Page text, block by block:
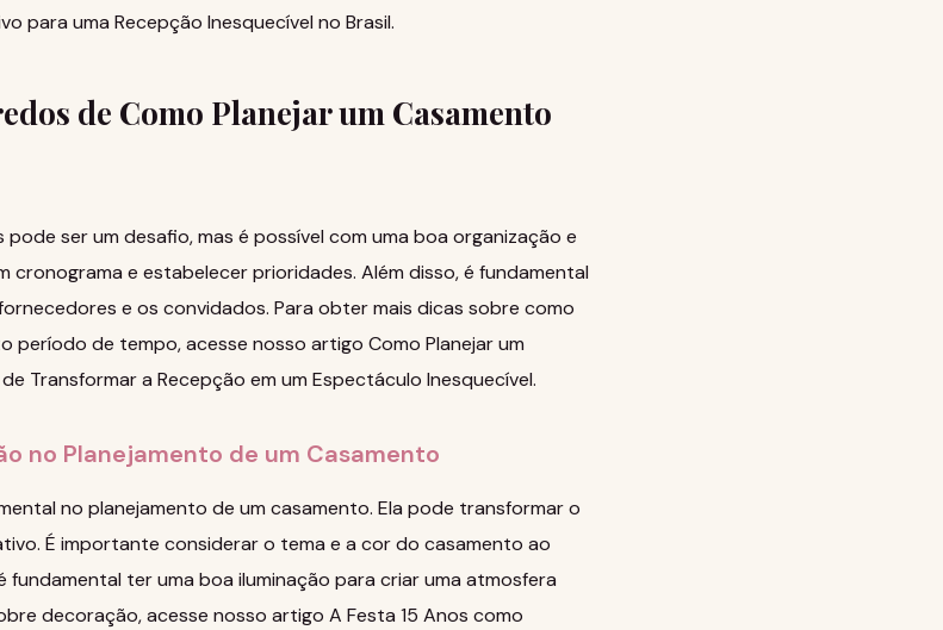
para uma Recepção Inesquecível no Brasil.
de Como Planejar um Casamento
pode ser um desafio, mas é possível com uma boa organização e
cronograma e estabelecer prioridades. Além disso, é fundamental
e os convidados. Para obter mais dicas sobre como
período de tempo, acesse nosso artigo Como Planejar um
Transformar a Recepção em um Espectáculo Inesquecível.
no Planejamento de um Casamento
no planejamento de um casamento. Ela pode transformar o
É importante considerar o tema e a cor do casamento ao
fundamental ter uma boa iluminação para criar uma atmosfera
decoração, acesse nosso artigo A Festa 15 Anos como